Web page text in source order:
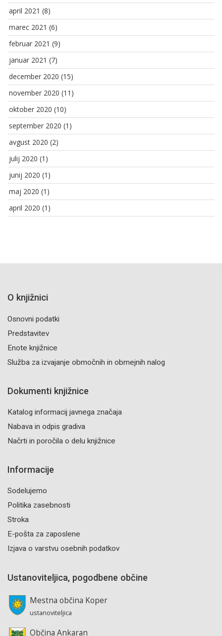
april 2021 (8)
marec 2021 (6)
februar 2021 (9)
januar 2021 (7)
december 2020 (15)
november 2020 (11)
oktober 2020 (10)
september 2020 (1)
avgust 2020 (2)
julij 2020 (1)
junij 2020 (1)
maj 2020 (1)
april 2020 (1)
O knjižnici
Osnovni podatki
Predstavitev
Enote knjižnice
Služba za izvajanje območnih in obmejnih nalog
Dokumenti knjižnice
Katalog informacij javnega značaja
Nabava in odpis gradiva
Načrti in poročila o delu knjižnice
Informacije
Sodelujemo
Politika zasebnosti
Stroka
E-pošta za zaposlene
Izjava o varstvu osebnih podatkov
Ustanoviteljica, pogodbene občine
Mestna občina Koper
ustanoviteljica
Občina Ankaran